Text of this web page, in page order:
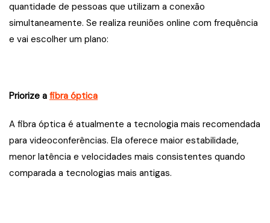
quantidade de pessoas que utilizam a conexão
simultaneamente. Se realiza reuniões online com frequência
e vai escolher um plano:
Priorize a fibra óptica
A fibra óptica é atualmente a tecnologia mais recomendada
para videoconferências. Ela oferece maior estabilidade,
menor latência e velocidades mais consistentes quando
comparada a tecnologias mais antigas.